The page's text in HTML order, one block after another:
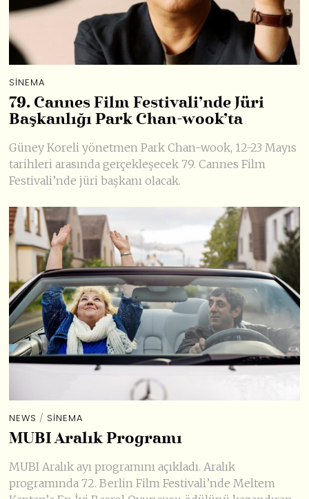
SINEMA
79. Cannes Film Festivali’nde Jüri
Başkanlığı Park Chan-wook’ta
Güney Koreli yönetmen Park Chan-wook, 12-23 Mayıs
tarihleri arasında gerçekleşecek 79. Cannes Film
Festivali’nde jüri başkanı olacak.
NEWS / SINEMA
MUBI Aralık Programı
MUBI Aralık ayı programını açıkladı. Aralık
programında 72. Berlin Film Festivali’nde Meltem